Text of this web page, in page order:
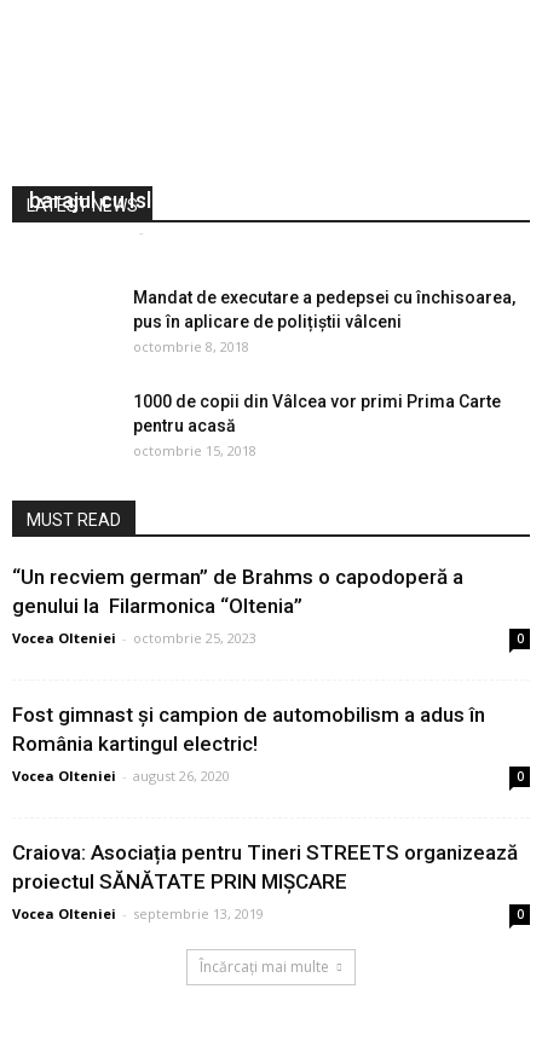
LATEST NEWS
barajul cu Islanda… din rândul suporterilor!
-
Mandat de executare a pedepsei cu închisoarea,
pus în aplicare de polițiștii vâlceni
octombrie 8, 2018
1000 de copii din Vâlcea vor primi Prima Carte
pentru acasă
octombrie 15, 2018
MUST READ
“Un recviem german” de Brahms o capodoperă a
genului la Filarmonica “Oltenia”
Vocea Olteniei - octombrie 25, 2023 0
Fost gimnast și campion de automobilism a adus în
România kartingul electric!
Vocea Olteniei - august 26, 2020 0
Craiova: Asociația pentru Tineri STREETS organizează
proiectul SĂNĂTATE PRIN MIȘCARE
Vocea Olteniei - septembrie 13, 2019 0
Încărcați mai multe